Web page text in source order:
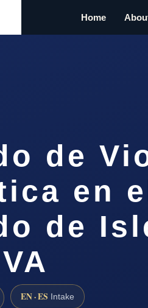
Home
de
en
de
EN · ES Intake